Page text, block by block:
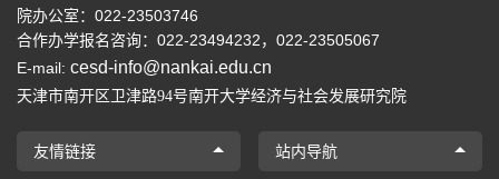
院办公室：022-23503746
合作办学报名咨询： 022-23494232， 022-23505067
E-mail: cesd-info@nankai.edu.cn
天津市南开区卫津路94号南开大学经济与社会发展研究院
友情链接 站内导航